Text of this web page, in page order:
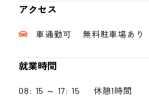
アクセス
車通勤可 無料駐車場あり
就業時間
08: 15 ～ 17: 15 休憩1時間